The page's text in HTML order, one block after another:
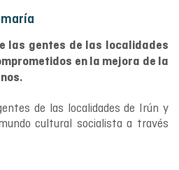
las gentes de las localidades
en la mejora de la
de las localidades de Irún y
cultural socialista a través